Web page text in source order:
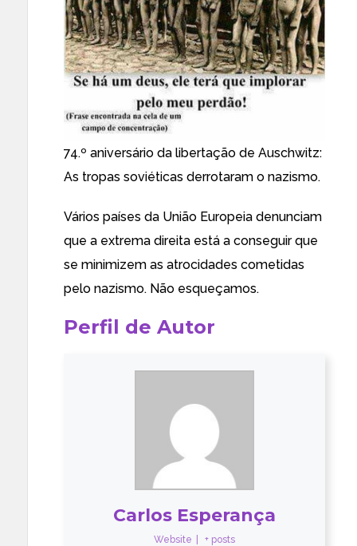
74.º aniversário da libertação de Auschwitz:
As tropas soviéticas derrotaram o nazismo.
Vários países da União Europeia denunciam
que a extrema direita está a conseguir que
se minimizem as atrocidades cometidas
pelo nazismo. Não esqueçamos.
Perfil de Autor
Carlos Esperança
Website + posts